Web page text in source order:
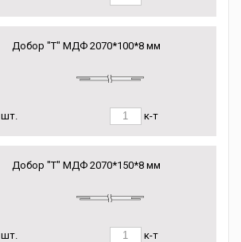
Добор "Т" МДФ 2070*100*8 мм
шт. к-т
Добор "Т" МДФ 2070*150*8 мм
шт. к-т